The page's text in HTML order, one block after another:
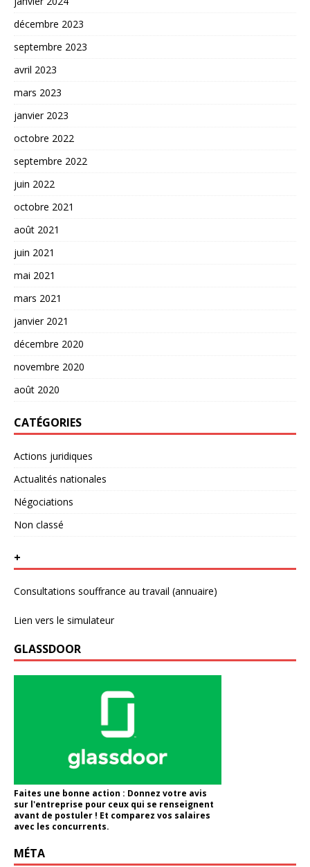
décembre 2023
septembre 2023
avril 2023
mars 2023
janvier 2023
octobre 2022
septembre 2022
juin 2022
octobre 2021
août 2021
juin 2021
mai 2021
mars 2021
janvier 2021
décembre 2020
novembre 2020
août 2020
CATÉGORIES
Actions juridiques
Actualités nationales
Négociations
Non classé
+
Consultations souffrance au travail (annuaire)
Lien vers le simulateur
GLASSDOOR
Faites une bonne action : Donnez votre avis
sur l'entreprise pour ceux qui se renseignent
avant de postuler ! Et comparez vos salaires
avec les concurrents.
MÉTA